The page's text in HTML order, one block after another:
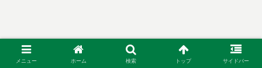
メニュー ホーム 検索 トップ サイドバー